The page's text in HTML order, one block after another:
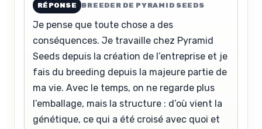
RÉPONSE BREEDER DE PYRAMID SEEDS
Je pense que toute chose a des
conséquences. Je travaille chez Pyramid
Seeds depuis la création de l’entreprise et je
fais du breeding depuis la majeure partie de
ma vie. Avec le temps, on ne regarde plus
l’emballage, mais la structure : d’où vient la
génétique, ce qui a été croisé avec quoi et